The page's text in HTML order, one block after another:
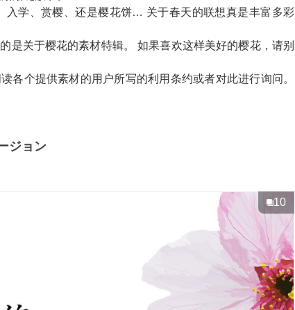
入学、赏樱、还是樱花饼… 关于春天的联想真是丰富多彩
是关于樱花的素材特辑。 如果喜欢这样美好的樱花，请别
各个提供素材的用户所写的利用条约或者对此进行询问。
ジョン
10